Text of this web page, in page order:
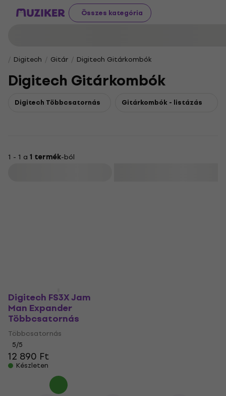
Összes kategória
Digitech Gitár Digitech Gitárkombók
Digitech Gitárkombók
Digitech Többcsatornás Gitárkombók - listázás
1 - 1 a 1 termék-ból
Digitech FS3X Jam
Man Expander
Többcsatornás
Többcsatornás
5/5
12 890 Ft
Készleten